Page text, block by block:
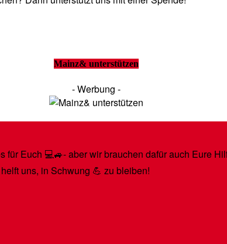
Mainz& unterstützen
- Werbung -
Euch 💻🚙- aber wir brauchen dafür auch Eure
uns, in Schwung 💪 zu bleiben!